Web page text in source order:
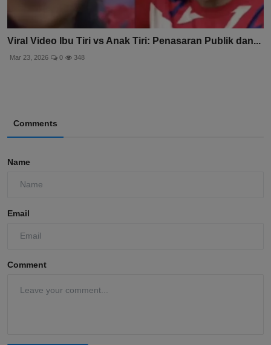
Viral Video Ibu Tiri vs Anak Tiri: Penasaran Publik dan...
Mar 23, 2026 0 348
Comments
Name
Email
Comment